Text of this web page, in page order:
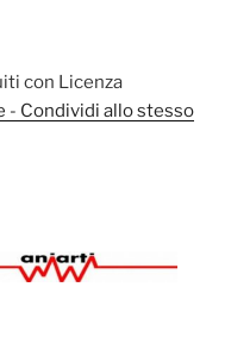
con Licenza
- Condividi allo stesso